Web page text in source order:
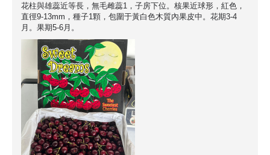
花柱與雄蕊近等長，無毛雌蕊1，子房下位。核果近球形，紅色，
直徑9-13mm，種子1顆，包圍于黃白色木質內果皮中。花期3-4
月。果期5-6月。